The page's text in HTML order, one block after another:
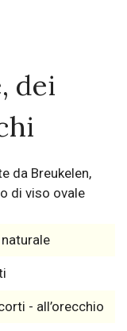
dei
da Breukelen,
di viso ovale
- all’orecchio